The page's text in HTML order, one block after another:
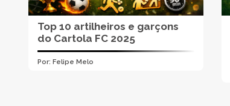
Top 10 artilheiros e garçons
do Cartola FC 2025
Por: Felipe Melo